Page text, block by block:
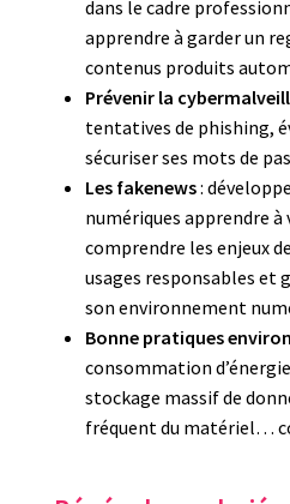
dans le cadre
apprendre à garder un
contenus produits
Prévenir la
tentatives de phishing,
sécuriser ses mots de
Les fakenews:
numériques apprendre
comprendre les enjeux
usages responsables et
son environnement
Bonne pratiques
consommation
stockage massif de
fréquent du matériel…